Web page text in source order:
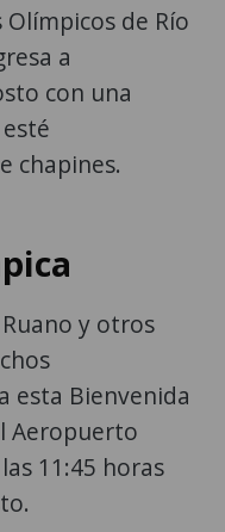
Olímpicos de Río
a
con una
chapines.
y otros
esta Bienvenida
Aeropuerto
11:45 horas